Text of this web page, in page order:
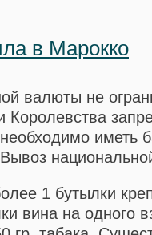
в Маpокко
валюты не
Королевства
иметь
1 бутылки
вина на одного